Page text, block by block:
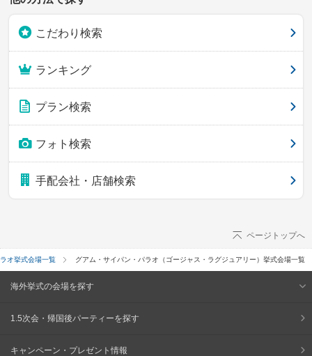
こだわり検索
ランキング
プラン検索
フォト検索
手配会社・店舗検索
ページトップへ
オ挙式会場一覧 グアム・サイパン・パラオ（ゴージャス・ラグジュアリー）挙式会場一覧
海外挙式の会場を探す
1.5次会・帰国後パーティーを探す
キャンペーン・プレゼント情報